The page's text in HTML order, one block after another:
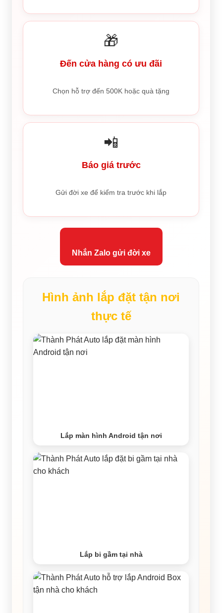
🎁
Đến cửa hàng có ưu đãi
Chọn hỗ trợ đến 500K hoặc quà tặng
📲
Báo giá trước
Gửi đời xe để kiểm tra trước khi lắp
Nhắn Zalo gửi đời xe
Hình ảnh lắp đặt tận nơi
thực tế
Lắp màn hình Android tận nơi
Lắp bi gầm tại nhà